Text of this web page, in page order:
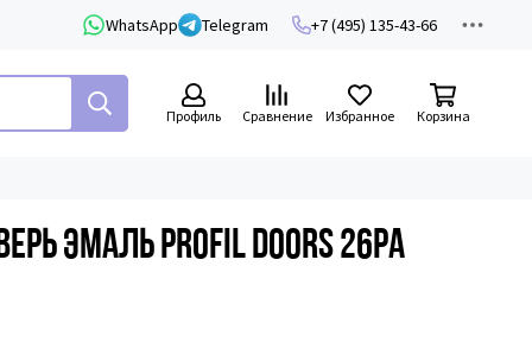
WhatsApp Telegram +7 (495) 135-43-66
Профиль Сравнение Избранное Корзина
эмаль Profil Doors 26PA